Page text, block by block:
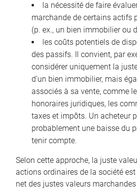
la nécessité de faire
marchande de certains actifs
(p. ex., un bien immobilier ou
les coûts potentiels de
des passifs. Il convient, par
considérer uniquement la
d’un bien immobilier, mais
associés à sa vente, comme
honoraires juridiques, les
taxes et impôts. Un acheteur
probablement une baisse du
tenir compte.
Selon cette approche, la juste
actions ordinaires de la société
net des justes valeurs